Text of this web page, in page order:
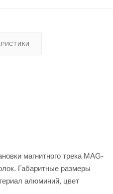
магнитного трека MAG-
Габаритные размеры
алюминий, цвет